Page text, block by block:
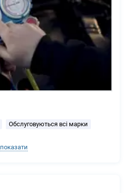
Обслуговуються всі марки
показати